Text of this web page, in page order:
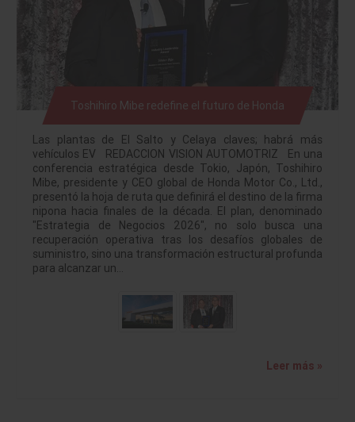
Toshihiro Mibe redefine el futuro de Honda
Las plantas de El Salto y Celaya claves; habrá más
vehículos EV REDACCION VISION AUTOMOTRIZ En una
conferencia estratégica desde Tokio, Japón, Toshihiro
Mibe, presidente y CEO global de Honda Motor Co., Ltd.,
presentó la hoja de ruta que definirá el destino de la firma
nipona hacia finales de la década. El plan, denominado
"Estrategia de Negocios 2026", no solo busca una
recuperación operativa tras los desafíos globales de
suministro, sino una transformación estructural profunda
para alcanzar un…
Leer más »